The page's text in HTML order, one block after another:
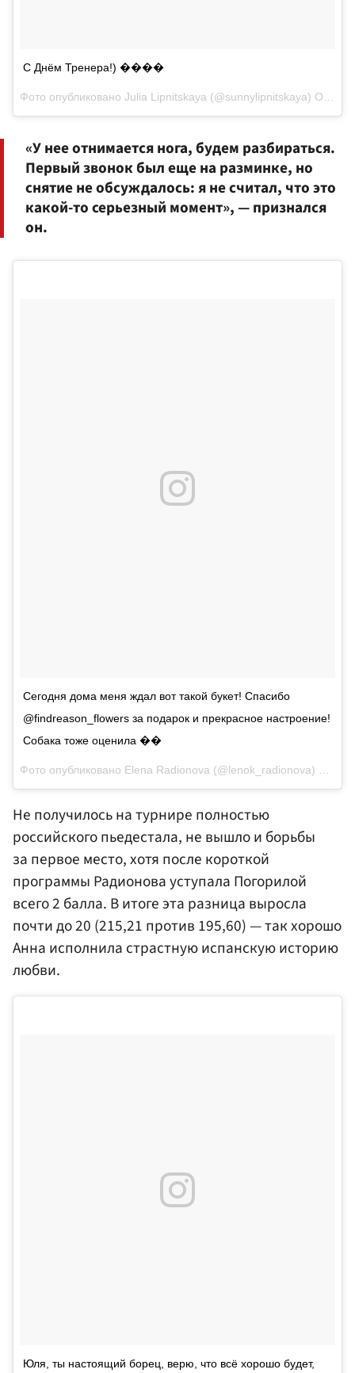
С Днём Тренера!) ����
Фото опубликовано Julia Lipnitskaya (@sunnylipnitskaya) Окт 30 2016 в 11:27 PDT
«У нее отнимается нога, будем разбираться.
Первый звонок был еще на разминке, но
снятие не обсуждалось: я не считал, что это
какой-то серьезный момент», — признался
он.
Сегодня дома меня ждал вот такой букет! Спасибо
@findreason_flowers за подарок и прекрасное настроение!
Собака тоже оценила ��
Не получилось на турнире полностью
российского пьедестала, не вышло и борьбы
за первое место, хотя после короткой
программы Радионова уступала Погорилой
всего 2 балла. В итоге эта разница выросла
почти до 20 (215,21 против 195,60) — так хорошо
Анна исполнила страстную испанскую историю
любви.
Юля, ты настоящий борец, верю, что всё хорошо будет,